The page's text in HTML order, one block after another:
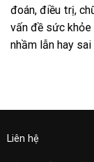
đoán, điều trị,
vấn đề sức khỏe
nhầm lẫn hay
Liên hệ